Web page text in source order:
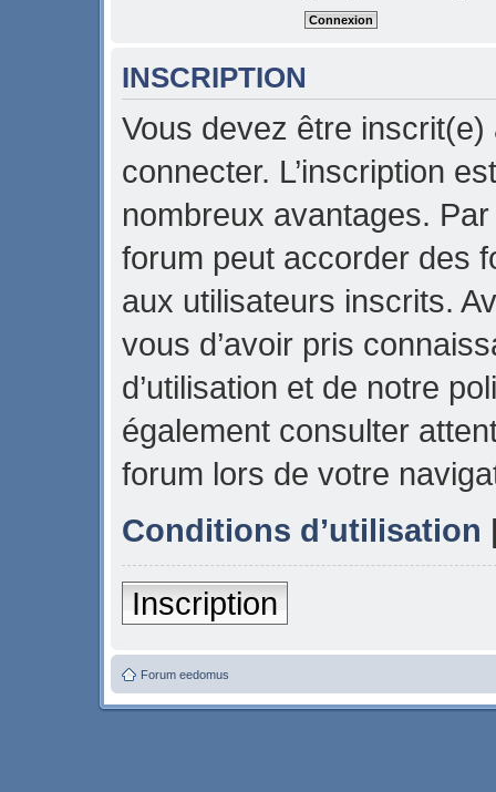
INSCRIPTION
Vous devez être
connecter. L’inscription
nombreux avantages.
forum peut accorder des
aux utilisateurs inscrits.
vous d’avoir pris
d’utilisation et de notre
également consulter
forum lors de votre
Conditions d’utilisation
Inscription
Forum eedomus